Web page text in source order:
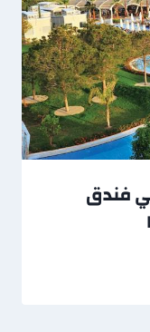
فندق